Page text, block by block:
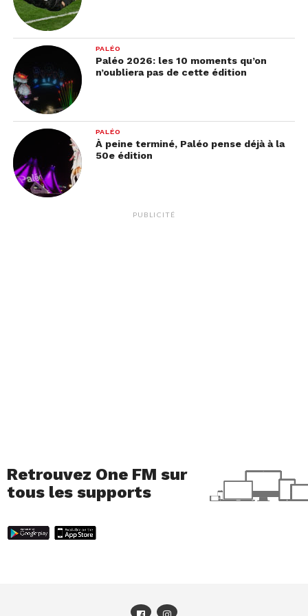
L’entretien en entier:
14:40
00:00
Jeremy Desplanches
Crédit photo: Jérémy Desplanches pose avec sa médaille de
bronze et le drapeau suisse le vendredi 30 juillet
[Keystone/EPA/Patrick B. Kraemer]
PALÉO
Paléo 2026: les 10 moments qu’on
n’oubliera pas de cette édition
PALÉO
À peine terminé, Paléo pense déjà à la
50e édition
PUBLICITÉ
Retrouvez One FM sur
tous les supports